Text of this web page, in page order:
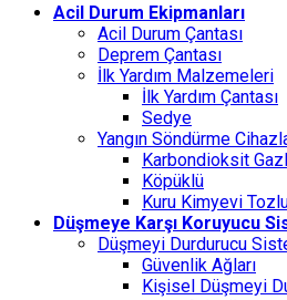
Acil Durum Ekipmanları
Acil Durum Çantası
Deprem Çantası
İlk Yardım Malzemeleri
İlk Yardım Çantası
Sedye
Yangın Söndürme
Karbondioksit
Köpüklü
Kuru Kimyevi
Düşmeye Karşı Koruyucu
Düşmeyi Durdurucu
Güvenlik Ağları
Kişisel Düşmeyi